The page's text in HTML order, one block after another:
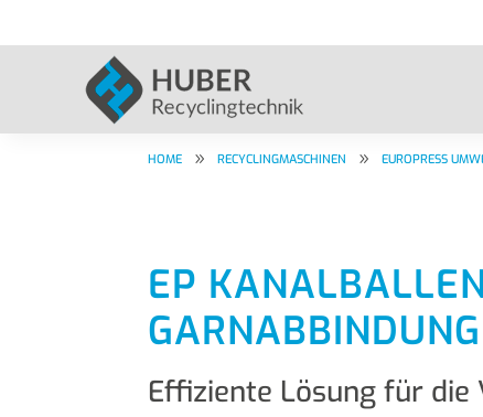
HOME 9 RECYCLINGMASCHINEN 9 EUROPRESS
EP
GARNABBINDUNG
Effiziente Lösung für